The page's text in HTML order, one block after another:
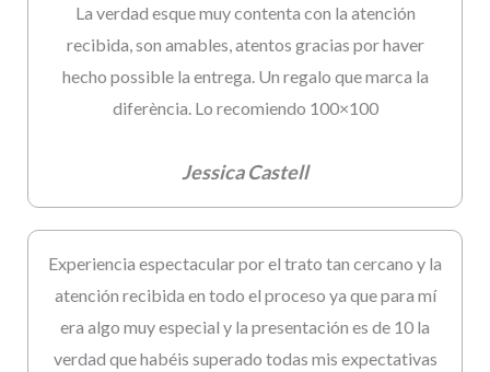
La verdad esque muy contenta con la atención
recibida, son amables, atentos gracias por haver
hecho possible la entrega. Un regalo que marca la
diferència. Lo recomiendo 100×100
Jessica Castell
Experiencia espectacular por el trato tan cercano y la
atención recibida en todo el proceso ya que para mí
era algo muy especial y la presentación es de 10 la
verdad que habéis superado todas mis expectativas